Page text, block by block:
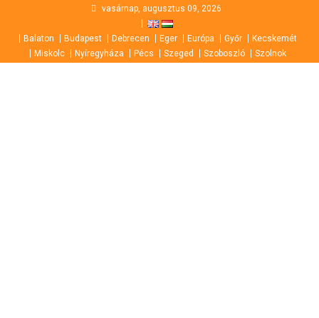
content
vasárnap, augusztus 09, 2026
Balaton Budapest Debrecen Eger Európa Győr
Kecskemét
Miskolc
Nyíregyháza Pécs Szeged Szoboszló Szolnok